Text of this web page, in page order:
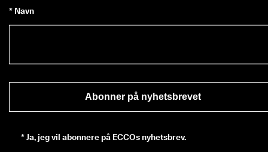
* Navn
Abonner på nyhetsbrevet
*Ja, jeg vil abonnere på ECCOs nyhetsbrev.